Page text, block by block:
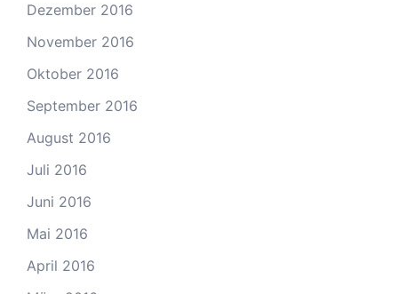
Dezember 2016
November 2016
Oktober 2016
September 2016
August 2016
Juli 2016
Juni 2016
Mai 2016
April 2016